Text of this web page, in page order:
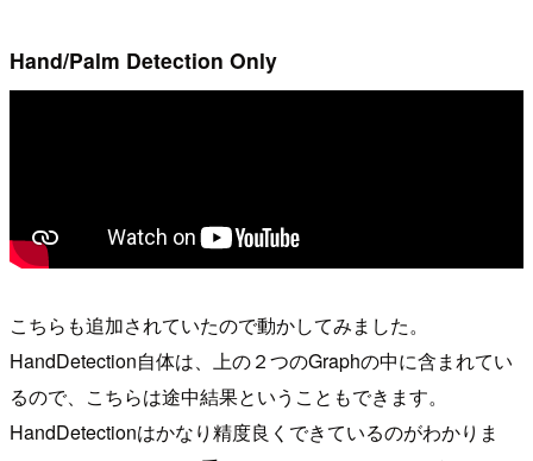
Hand/Palm Detection Only
こちらも追加されていたので動かしてみました。
HandDetection自体は、上の２つのGraphの中に含まれてい
るので、こちらは途中結果ということもできます。
HandDetectionはかなり精度良くできているのがわかりま